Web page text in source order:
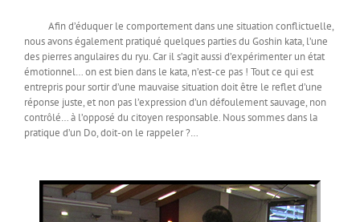
Afin d’éduquer le comportement dans une situation conflictuelle,
nous avons également pratiqué quelques parties du Goshin kata, l’une
des pierres angulaires du ryu. Car il s’agit aussi d’expérimenter un état
émotionnel… on est bien dans le kata, n’est-ce pas ! Tout ce qui est
entrepris pour sortir d’une mauvaise situation doit être le reflet d’une
réponse juste, et non pas l’expression d’un défoulement sauvage, non
contrôlé… à l’opposé du citoyen responsable. Nous sommes dans la
pratique d’un Do, doit-on le rappeler ?…